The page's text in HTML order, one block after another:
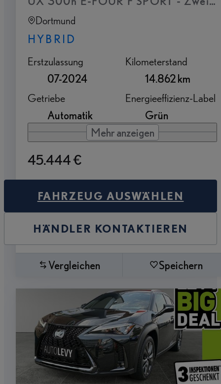
Dortmund
HYBRID
Erstzulassung
07-2024
Kilometerstand
14.862 km
Getriebe
Automatik
Energieeffizienz-Label
Grün
Mehr anzeigen
45.444 €
FAHRZEUG AUSWÄHLEN
HÄNDLER KONTAKTIEREN
Vergleichen Speichern